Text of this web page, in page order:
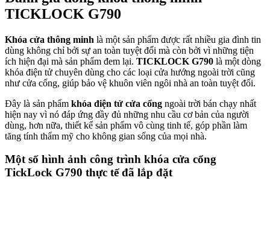
TICKLOCK G790
Khóa cửa thông minh là một sản phẩm được rất nhiều gia đình tin
dùng không chỉ bởi sự an toàn tuyệt đối mà còn bởi vì những tiện
ích hiện đại mà sản phẩm đem lại. TICKLOCK G790 là một dòng
khóa điện tử chuyên dùng cho các loại cửa hướng ngoài trời cũng
như cửa cổng, giúp bảo vệ khuôn viên ngôi nhà an toàn tuyệt đối.
Đây là sản phẩm khóa điện tử cửa cổng ngoài trời bán chạy nhất
hiện nay vì nó đáp ứng đầy đủ những nhu cầu cơ bản của người
dùng, hơn nữa, thiết kế sản phẩm vô cùng tinh tế, góp phần làm
tăng tính thẩm mỹ cho không gian sống của mọi nhà.
Một số hình ảnh công trình khóa cửa cổng
TickLock G790 thực tế đã lắp đặt